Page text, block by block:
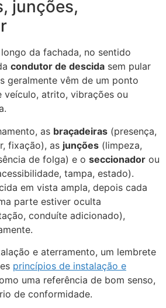
junções,
da fachada, no sentido
condutor de descida sem pular
geralmente vêm de um ponto
atrito, vibrações ou
as braçadeiras (presença,
fixação), as junções (limpeza,
de folga) e o seccionador ou
tampa, estado).
em vista ampla, depois cada
parte estiver oculta
conduíte adicionado),
e aterramento, um lembrete
princípios de instalação e
uma referência de bom senso,
de conformidade.